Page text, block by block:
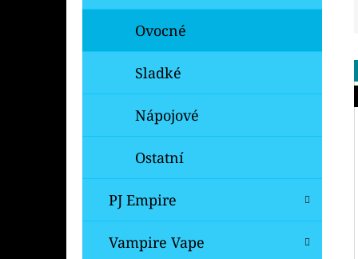
Ovocné
Sladké
Nápojové
Ostatní
PJ Empire
Vampire Vape